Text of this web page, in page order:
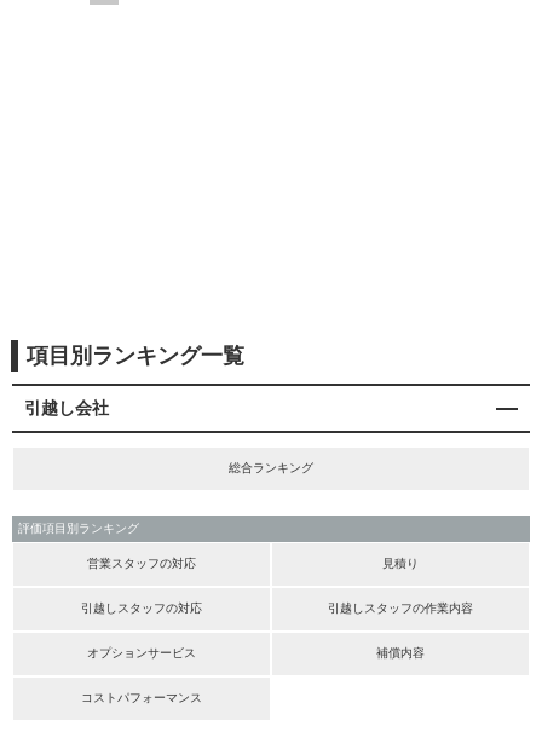
項目別ランキング一覧
引越し会社
総合ランキング
評価項目別ランキング
営業スタッフの対応 見積り
引越しスタッフの対応 引越しスタッフの作業内容
オプションサービス 補償内容
コストパフォーマンス